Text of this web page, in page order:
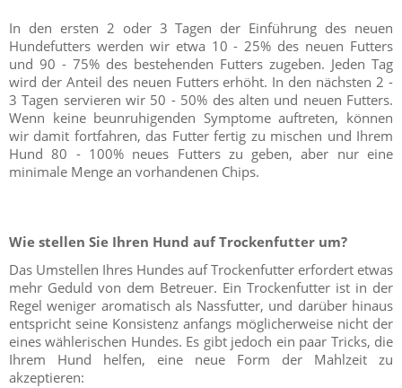
In den ersten 2 oder 3 Tagen der Einführung des neuen
Hundefutters werden wir etwa 10 - 25% des neuen Futters
und 90 - 75% des bestehenden Futters zugeben. Jeden Tag
wird der Anteil des neuen Futters erhöht. In den nächsten 2 -
3 Tagen servieren wir 50 - 50% des alten und neuen Futters.
Wenn keine beunruhigenden Symptome auftreten, können
wir damit fortfahren, das Futter fertig zu mischen und Ihrem
Hund 80 - 100% neues Futters zu geben, aber nur eine
minimale Menge an vorhandenen Chips.
Wie stellen Sie Ihren Hund auf Trockenfutter um?
Das Umstellen Ihres Hundes auf Trockenfutter erfordert etwas
mehr Geduld von dem Betreuer. Ein Trockenfutter ist in der
Regel weniger aromatisch als Nassfutter, und darüber hinaus
entspricht seine Konsistenz anfangs möglicherweise nicht der
eines wählerischen Hundes. Es gibt jedoch ein paar Tricks, die
Ihrem Hund helfen, eine neue Form der Mahlzeit zu
akzeptieren: